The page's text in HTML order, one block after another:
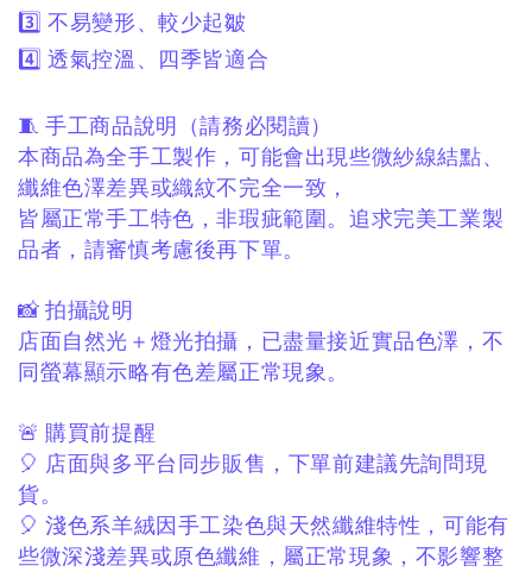
3️⃣ 不易變形、較少起皺
4️⃣ 透氣控溫、四季皆適合
🧵 手工商品說明（請務必閱讀）
本商品為全手工製作，可能會出現些微紗線結點、
纖維色澤差異或織紋不完全一致，
皆屬正常手工特色，非瑕疵範圍。追求完美工業製
品者， 請審慎考慮後再下單。
📸 拍攝說明
店面自然光＋燈光拍攝， 已盡量接近實品色澤， 不
同螢幕顯示略有色差屬正常現象。
🚨 購買前提醒
🎈 店面與多平台同步販售，下單前建議先詢問現
貨。
🎈 淺色系羊絨因手工染色與天然纖維特性，可能有
些微深淺差異或原色纖維， 屬正常現象，不影響整